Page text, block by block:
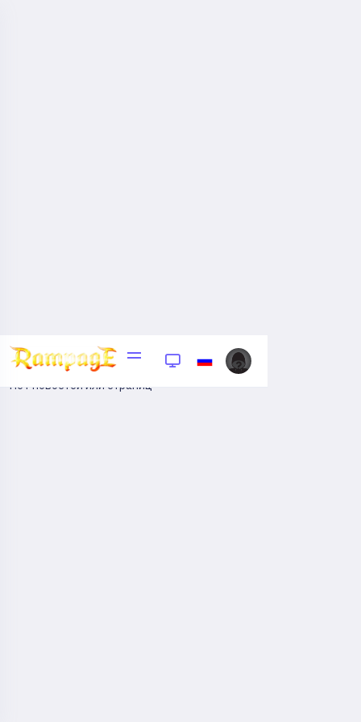
Нет новостей или страниц